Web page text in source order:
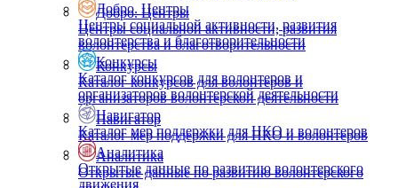
Добро. Центры
Центры социальной активности, развития
волонтерства и благотворительности
Конкурсы
Каталог конкурсов для волонтеров и
организаторов волонтерской деятельности
Навигатор
Каталог мер поддержки для НКО и волонтеров
Аналитика
Открытые данные по развитию волонтерского
Добро. Центры
Центры социальной активности, развития
волонтерства и благотворительности
Конкурсы
Каталог конкурсов для волонтеров и
организаторов волонтерской деятельности
Навигатор
Каталог мер поддержки для НКО и волонтеров
Аналитика
Открытые данные по развитию волонтерского
движения